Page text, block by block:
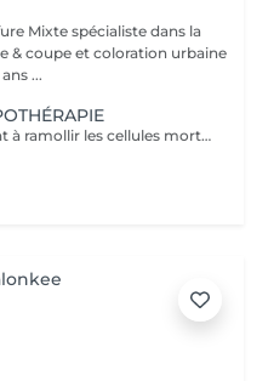
Mixte spécialiste dans la
& coupe et coloration urbaine
ans ...
Cet appareil sert essentiellement à ramollir les cellules mortes de la peau et prépare la peau de manière optimale au soin correspondant. Le vapozone permet ainsi d'ouvrir les pores pour un nettoyage en profondeur de la peau. La vapeur + l'ozone pénètre en profondeur dans les pores et nettoie les impuretés, le gras, les points noirs et les restes de maquillage. La vapeur peut donc aider